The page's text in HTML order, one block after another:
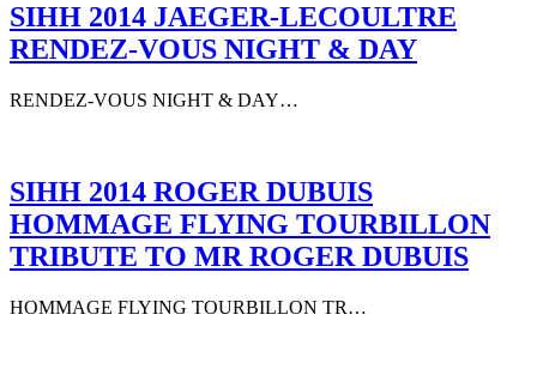
SIHH 2014 JAEGER-LECOULTRE
RENDEZ-VOUS NIGHT & DAY
RENDEZ-VOUS NIGHT & DAY…
SIHH 2014 ROGER DUBUIS
HOMMAGE FLYING TOURBILLON
TRIBUTE TO MR ROGER DUBUIS
HOMMAGE FLYING TOURBILLON TR…